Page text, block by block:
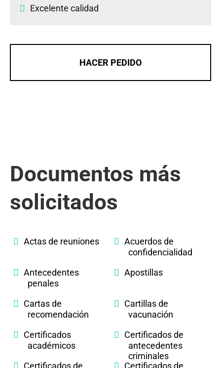
Excelente calidad
HACER PEDIDO
Documentos más
solicitados
Actas de reuniones
Acuerdos de
confidencialidad
Antecedentes
penales
Apostillas
Cartas de
recomendación
Cartillas de
vacunación
Certificados
académicos
Certificados de
antecedentes
criminales
Certificados de
Certificados de